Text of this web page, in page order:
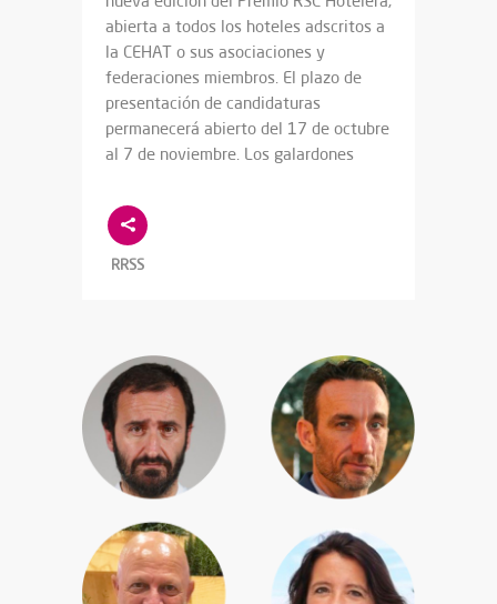
abierta a todos los hoteles adscritos a
la CEHAT o sus asociaciones y
federaciones miembros. El plazo de
presentación de candidaturas
permanecerá abierto del 17 de octubre
al 7 de noviembre. Los galardones
RRSS